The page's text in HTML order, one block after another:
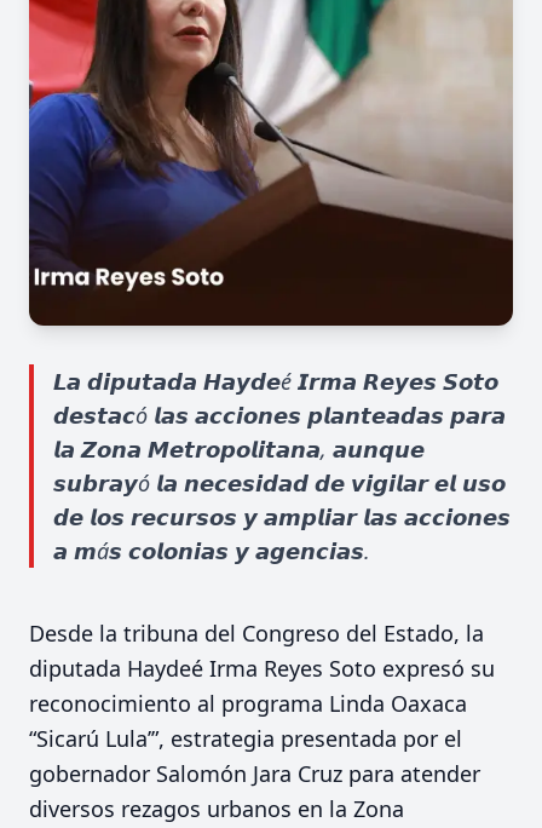
𝙇𝙖 𝙙𝙞𝙥𝙪𝙩𝙖𝙙𝙖 𝙃𝙖𝙮𝙙𝙚é 𝙄𝙧𝙢𝙖 𝙍𝙚𝙮𝙚𝙨 𝙎𝙤𝙩𝙤
𝙙𝙚𝙨𝙩𝙖𝙘ó 𝙡𝙖𝙨 𝙖𝙘𝙘𝙞𝙤𝙣𝙚𝙨 𝙥𝙡𝙖𝙣𝙩𝙚𝙖𝙙𝙖𝙨 𝙥𝙖𝙧𝙖
𝙡𝙖 𝙕𝙤𝙣𝙖 𝙈𝙚𝙩𝙧𝙤𝙥𝙤𝙡𝙞𝙩𝙖𝙣𝙖, 𝙖𝙪𝙣𝙦𝙪𝙚
𝙨𝙪𝙗𝙧𝙖𝙮ó 𝙡𝙖 𝙣𝙚𝙘𝙚𝙨𝙞𝙙𝙖𝙙 𝙙𝙚 𝙫𝙞𝙜𝙞𝙡𝙖𝙧 𝙚𝙡 𝙪𝙨𝙤
𝙙𝙚 𝙡𝙤𝙨 𝙧𝙚𝙘𝙪𝙧𝙨𝙤𝙨 𝙮 𝙖𝙢𝙥𝙡𝙞𝙖𝙧 𝙡𝙖𝙨 𝙖𝙘𝙘𝙞𝙤𝙣𝙚𝙨
𝙖 𝙢á𝙨 𝙘𝙤𝙡𝙤𝙣𝙞𝙖𝙨 𝙮 𝙖𝙜𝙚𝙣𝙘𝙞𝙖𝙨.
Desde la tribuna del Congreso del Estado, la
diputada Haydeé Irma Reyes Soto expresó su
reconocimiento al programa Linda Oaxaca
“Sicarú Lula’”, estrategia presentada por el
gobernador Salomón Jara Cruz para atender
diversos rezagos urbanos en la Zona